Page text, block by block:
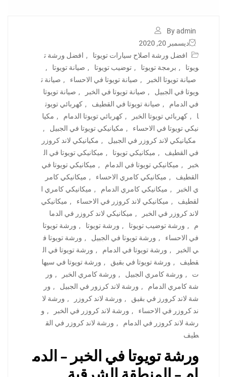
By admin
ديسمبر 20, 2020
افضل ورشة اصلاح سيارات تويوتا
, افضل ورشة ت
ويوتا
, برمجة تويوتا , توضيب تويوتا , صيانة تويوتا
,
صيانة تويوتا الخبر
, صيانة تويوتا في الاحساء , صيانة ت
ويوتا في الجبيل
, صيانة تويوتا في الخبر , صيانة تويوتا
في الدمام
, صيانة تويوتا في القطيف , كهربائي تويوت
ا
, كهربائي تويوتا الخبر , كهربائي تويوتا الدمام , مكيا
نيكي تويوتا في الاحساء
, مكيانيكي تويوتا في الجبيل
,
مكيانيكي لاند كروزر في الجبيل
, مكيانيكي لاند كروزر
في القطيف
, ميكانيكي تويوتا , ميكانيكي تويوتا في ال
خبر
, ميكانيكي تويوتا في الدمام , ميكانيكي تويوتا في
القطيف
, ميكانيكي كامري الاحساء , ميكانيكي كامر
ي الخبر
, ميكانيكي كامري الدمام , ميكانيكي كامري ا
لقطيف
, ميكانيكي لاند كروزر في الاحساء , ميكانيكي
لاند كروزر في الخبر
, ميكانيكي لاند كروزر في الدما
م
, ورشة توضيب تويوتا , ورشة تويوتا , ورشة تويوتا
في الاحساء
, ورشة تويوتا في الجبيل , ورشة تويوتا ف
ي الخبر
, ورشة تويوتا في الدمام , ورشة تويوتا في ال
قطيف
, ورشة تويوتا في بقيق , ورشة تويوتا في سيها
ت
, ورشة كامري الجبيل , ورشة كامري الخبر , ور
شة كامري الدمام
, ورشة لاند كرزور في الجبيل , ور
شة لاند كرورز في بقيق
, ورشة لاند كروزر , ورشة لا
ند كروزر في الاحساء
, ورشة لاند كروزر في الخبر , و
رشة لاند كروزر في الدمام
, ورشة لاند كروزر في الق
طيف
ورشة تويوتا في الخبر – الدم